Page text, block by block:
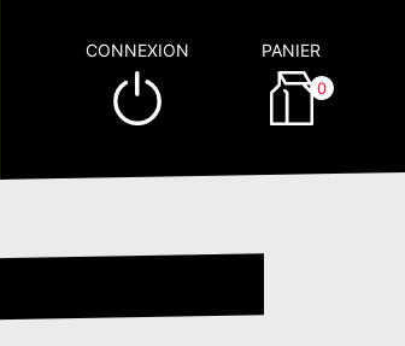
CONNEXION PANIER
0